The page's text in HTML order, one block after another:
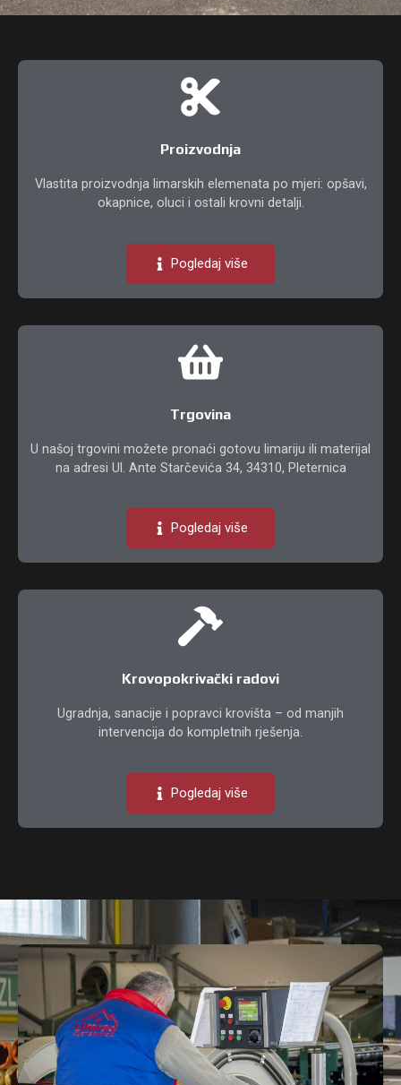
Proizvodnja
Vlastita proizvodnja limarskih elemenata po mjeri: opšavi,
okapnice, oluci i ostali krovni detalji.
Pogledaj više
Trgovina
U našoj trgovini možete pronaći gotovu limariju ili materijal
na adresi U l. Ante Starčevića 34, 34310, Pleternica
Pogledaj više
Krovopokrivački radovi
Ugradnja, sanacije i popravci krovišta – od manjih
intervencija do kompletnih rješenja.
Pogledaj više